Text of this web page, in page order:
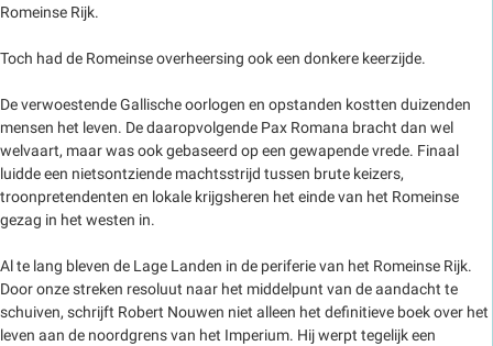
Romeinse Rijk.
Toch had de Romeinse overheersing ook een donkere keerzijde.
De verwoestende Gallische oorlogen en opstanden kostten duizenden
mensen het leven. De daaropvolgende Pax Romana bracht dan wel
welvaart, maar was ook gebaseerd op een gewapende vrede. Finaal
luidde een nietsontziende machtsstrijd tussen brute keizers,
troonpretendenten en lokale krijgsheren het einde van het Romeinse
gezag in het westen in.
Al te lang bleven de Lage Landen in de periferie van het Romeinse Rijk.
Door onze streken resoluut naar het middelpunt van de aandacht te
schuiven, schrijft Robert Nouwen niet alleen het definitieve boek over het
leven aan de noordgrens van het Imperium. Hij werpt tegelijk een